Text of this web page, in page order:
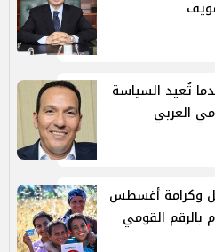
تُعيد السياسة
العربي
وكرامة أغسطس
بالرقم القومي